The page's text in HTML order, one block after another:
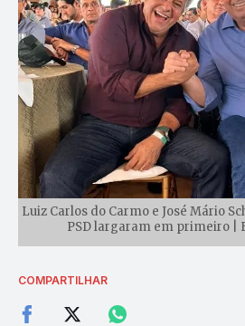
Luiz Carlos do Carmo e José Mário
PSD largaram em primeiro |
COMPARTILHAR